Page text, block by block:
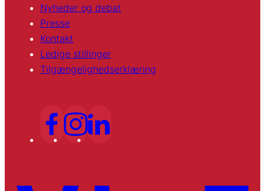
Nyheder og debat
Presse
Kontakt
Ledige stillinger
Tilgængelighedserklæring